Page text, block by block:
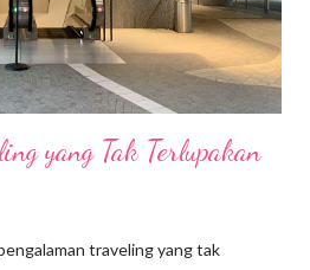
yang Tak Terlupakan
traveling yang tak